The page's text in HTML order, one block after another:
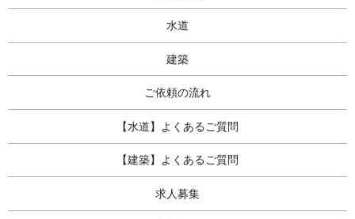
水道
建築
ご依頼の流れ
【水道】よくあるご質問
【建築】よくあるご質問
求人募集